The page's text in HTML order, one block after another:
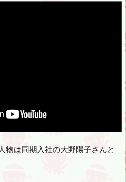
物は同期入社の大野陽子さんと